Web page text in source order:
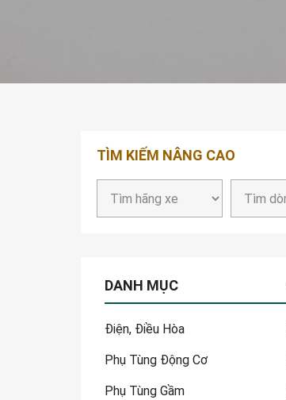
TÌM KIẾM NÂNG CAO
DANH MỤC
Điện, Điều Hòa
Phụ Tùng Động Cơ
Phụ Tùng Gầm